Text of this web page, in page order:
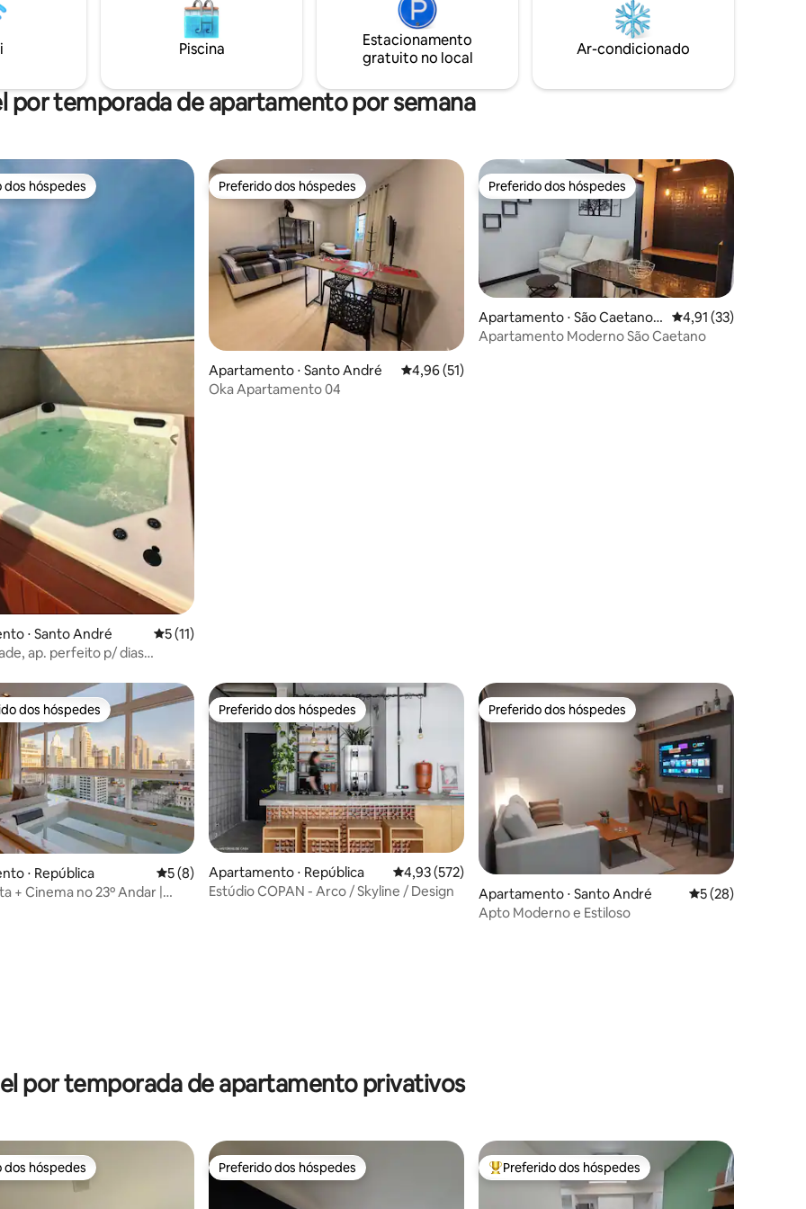
compartilhada no sub-solo. Excelente
Localização: Próximo a supermercados,
farmácias, padaria. CHEKIN ÁS 15H E
CHECKOUT 11h
Piscina
Estacionamento
gratuito no local
Ar-condicionado
por temporada de apartamento por semana
de 5, 74 avaliações
dos hóspedes
dos hóspedes
⋅ Santo André 5 de uma avaliação média de 5, 11 avaliações
5 (11)
ap. perfeito p/ dias
Preferido dos hóspedes
Preferido dos hóspedes
Apartamento ⋅ Santo André 4,96 de uma avaliação média de 5, 51 avaliações
4,96 (51)
Oka Apartamento 04
Preferido dos hóspedes
Preferido dos hóspedes
Apartamento ⋅ São Caetano d
o Sul
4,91 de uma
4,91 (33)
Apartamento Moderno São Caetano
de 5, 41 avaliações
preferidos dos hóspedes
dos hóspedes
⋅ República 5 de uma avaliação média de 5, 8 avaliações
5 (8)
+ Cinema no 23º Andar |
Preferido dos hóspedes
Preferido dos hóspedes
Apartamento ⋅ República 4,93 de uma avaliação média de 5, 572 avaliações
4,93 (572)
Estúdio COPAN - Arco / Skyline / Design
Preferido dos hóspedes
Preferido dos hóspedes
Apartamento ⋅ Santo André 5 de uma
5 (28)
Apto Moderno e Estiloso
por temporada de apartamento privativos
dos hóspedes
dos hóspedes Preferido dos hóspedes
Preferido dos hóspedes Entre os melhores preferidos dos hóspedes
Preferido dos hóspedes